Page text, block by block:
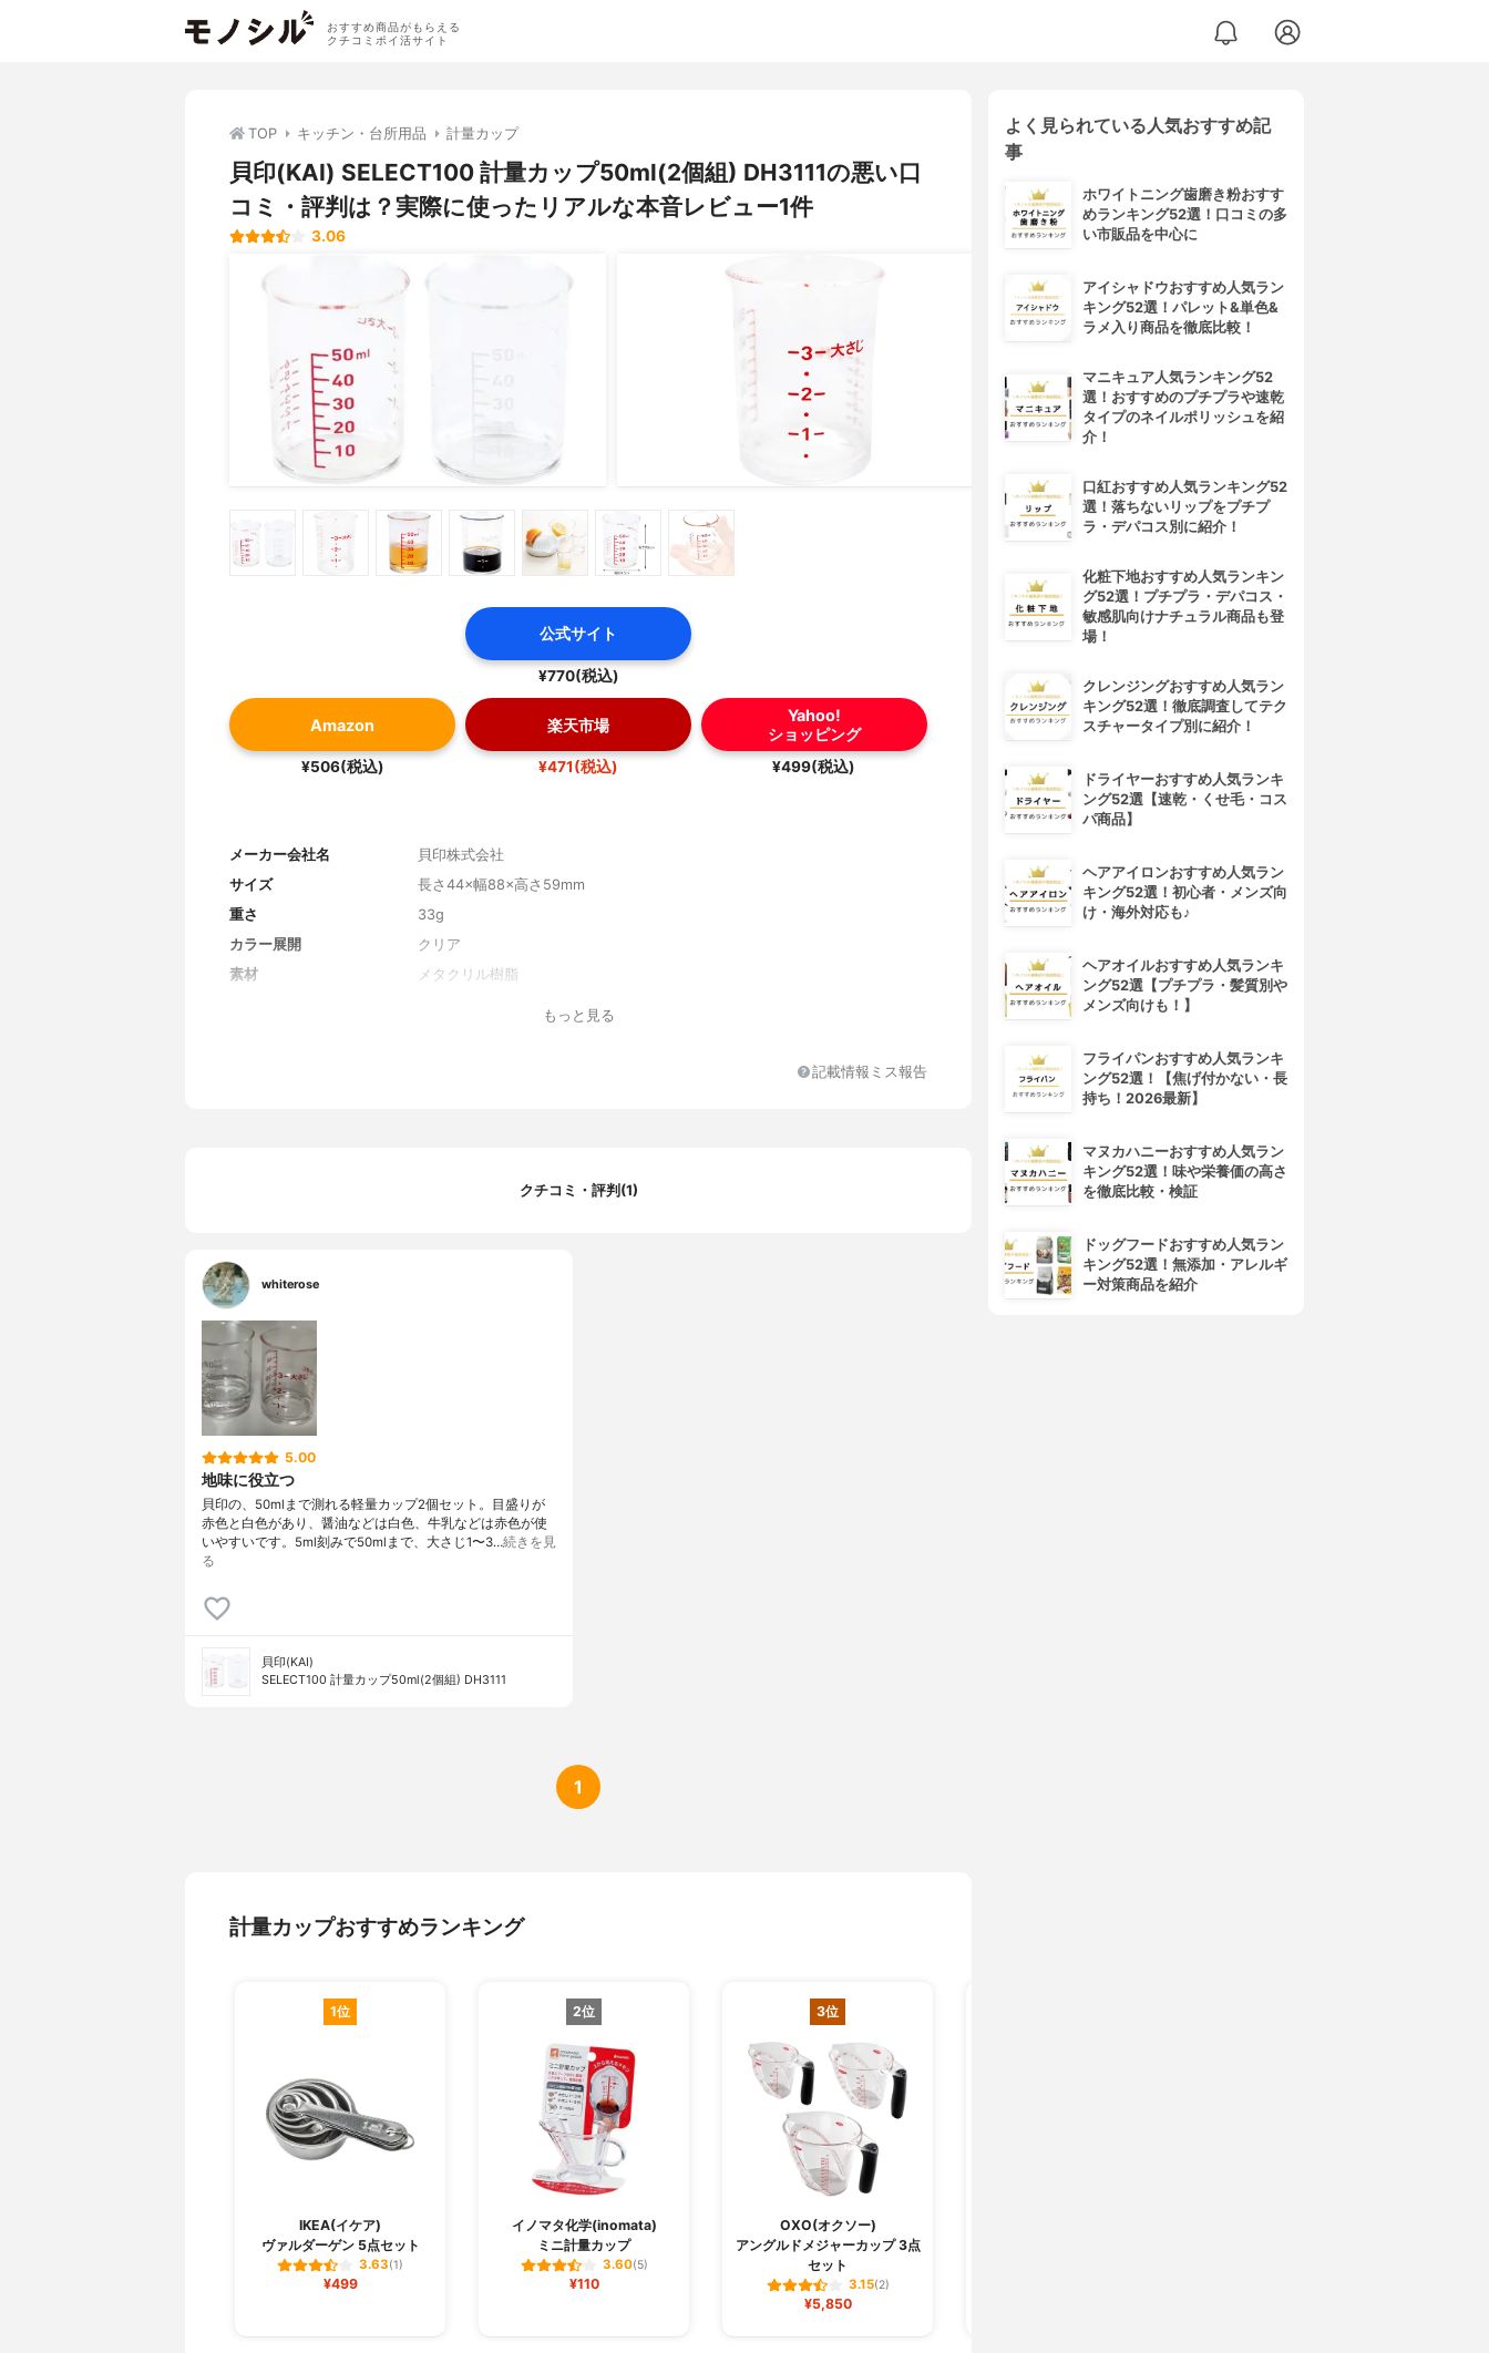
おすすめ商品がもらえる
クチコミポイ活サイト
TOP キッチン・台所用品 計量カップ
貝印(KAI) SELECT100 計量カップ50ml(2個組) DH3111の悪い口
コミ・評判は？実際に使ったリアルな本音レビュー1件
3.06
公式サイト
¥770(税込)
Amazon
¥506(税込)
楽天市場
¥471(税込)
Yahoo!
ショッピング
¥499(税込)
メーカー会社名
貝印株式会社
サイズ
長さ44×幅88×高さ59mm
重さ
33g
カラー展開
クリア
素材
メタクリル樹脂
もっと見る
記載情報ミス報告
クチコミ・評判(1)
whiterose
5.00
地味に役立つ
貝印の、50mlまで測れる軽量カップ2個セット。目盛りが
赤色と白色があり、醤油などは白色、牛乳などは赤色が使
いやすいです。5ml刻みで50mlまで、大さじ1〜3…続きを見
る
貝印(KAI)
SELECT100 計量カップ50ml(2個組) DH3111
1
計量カップおすすめランキング
1位
IKEA(イケア)
ヴァルダーゲン 5点セット
3.63(1)
¥499
2位
イノマタ化学(inomata)
ミニ計量カップ
3.60(5)
¥110
3位
OXO(オクソー)
アングルドメジャーカップ 3点
セット
3.15(2)
¥5,850
よく見られている人気おすすめ記
事
ホワイトニング歯磨き粉おすす
めランキング52選！口コミの多
い市販品を中心に
アイシャドウおすすめ人気ラン
キング52選！パレット&単色&
ラメ入り商品を徹底比較！
マニキュア人気ランキング52
選！おすすめのプチプラや速乾
タイプのネイルポリッシュを紹
介！
口紅おすすめ人気ランキング52
選！落ちないリップをプチプ
ラ・デパコス別に紹介！
化粧下地おすすめ人気ランキン
グ52選！プチプラ・デパコス・
敏感肌向けナチュラル商品も登
場！
クレンジングおすすめ人気ラン
キング52選！徹底調査してテク
スチャータイプ別に紹介！
ドライヤーおすすめ人気ランキ
ング52選【速乾・くせ毛・コス
パ商品】
ヘアアイロンおすすめ人気ラン
キング52選！初心者・メンズ向
け・海外対応も♪
ヘアオイルおすすめ人気ランキ
ング52選【プチプラ・髪質別や
メンズ向けも！】
フライパンおすすめ人気ランキ
ング52選！【焦げ付かない・長
持ち！2026最新】
マヌカハニーおすすめ人気ラン
キング52選！味や栄養価の高さ
を徹底比較・検証
ドッグフードおすすめ人気ラン
キング52選！無添加・アレルギ
ー対策商品を紹介